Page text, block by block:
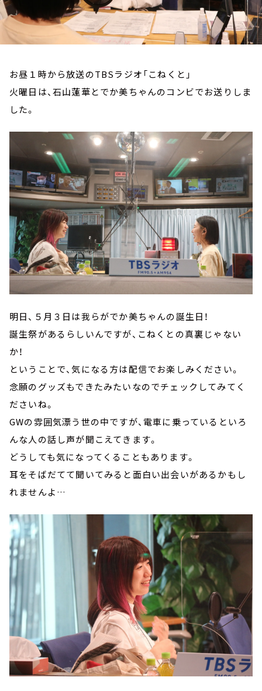
お昼１時から放送のTBSラジオ「こねくと」
火曜日は、石山蓮華とでか美ちゃんのコンビでお送りしま
した。
明日、５月３日は我らがでか美ちゃんの誕生日！
誕生祭があるらしいんですが、こねくとの真裏じゃない
か！
ということで、気になる方は配信でお楽しみください。
念願のグッズもできたみたいなのでチェックしてみてく
ださいね。
GWの雰囲気漂う世の中ですが、電車に乗っているといろ
んな人の話し声が聞こえてきます。
どうしても気になってくることもあります。
耳をそばだてて聞いてみると面白い出会いがあるかもし
れませんよ…